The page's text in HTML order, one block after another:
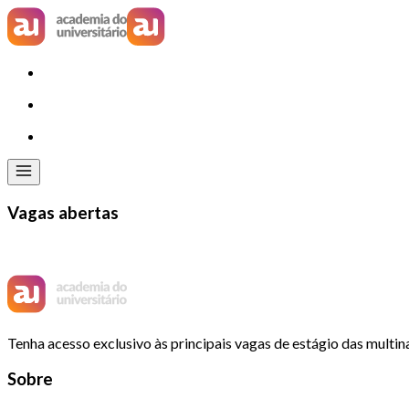
Vagas abertas
Tenha acesso exclusivo às principais vagas de estágio das
Sobre